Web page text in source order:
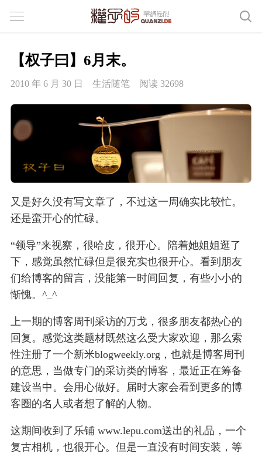
【权子曰】6月末。
2010 年 6 月 30 日 生活随笔 阅读 32698
又是好久没有写文章了，不过这一周确实比较忙。
还是蛮开心的忙碌。
“领导”来视察，很哈皮，很开心。陪着她姐姐逛了
下，感觉虽然忙碌但是很充实也很开心。看到朋友
们给博客的留言，没能第一时间回复，有些小小的
惭愧。^_^
上一期的博客周刊采访的万戈，很多朋友都热心的
回复。感觉这类题材既然这么受大家欢迎，那么索
性注册了一个新米blogweekly.org，也就是博客周刊
的意思，当做专门的采访类的博客，最近正在筹备
建设当中。会用心做好。届时大家会看到更多的博
客圈的名人或者想了解的人物。
这期间收到了乐铺 www.lepu.com送出的礼品，一个
复古相机，也很开心。但是一直没有时间安装，等